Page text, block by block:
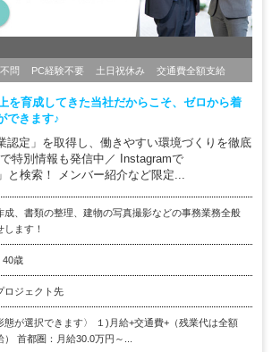
問 PC経験不要 土日祝休み 交通費全額支給
を育成してきた当社だからこそ、ゼロから着
できます♪
認定」を取得し、働きやすい環境づくりを徹底
特別情報も発信中／ Instagramで
と検索！ メンバー紹介など限定...
成、書類の整理、建物の写真撮影などの事務業務全般
します！
40歳
ロジェクト先
態が選択できます〉 １)月給+交通費+（残業代は全額
） 首都圏：月給30.0万円～...